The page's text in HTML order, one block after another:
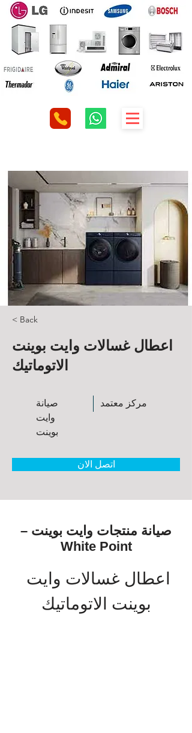
< Back
اعطال غسالات وايت بوينت
الاتوماتيك
صيانة
وايت
بوينت
مركز معتمد
اتصل الان
صيانة منتجات وايت بوينت –
White Point
اعطال غسالات وايت
بوينت الاتوماتيك